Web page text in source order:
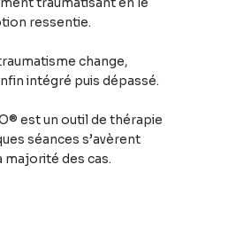
traumatisant en le
ressentie.
change,
intégré puis dépassé.
est un outil de thérapie
séances s’avèrent
majorité des cas.